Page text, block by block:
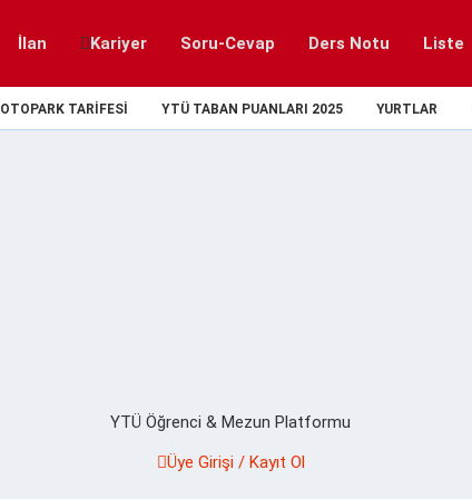
İlan Kariyer Soru-Cevap Ders Notu Liste
OTOPARK TARIFESI YTÜ TABAN PUANLARI 2025 YURTLAR
YTÜ Öğrenci & Mezun Platformu
Üye Girişi / Kayıt Ol